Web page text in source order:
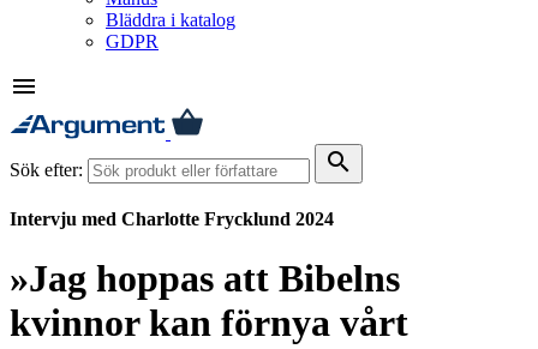
Bläddra i katalog
GDPR
menu
Sök efter: search
Intervju med Charlotte Frycklund 2024
»Jag hoppas att Bibelns
kvinnor kan förnya vårt